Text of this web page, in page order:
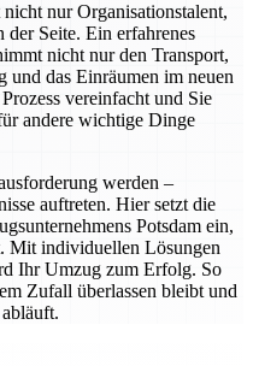
nur Organisationstalent,
der Seite. Ein erfahrenes
nicht nur den Transport,
und das Einräumen im neuen
vereinfacht und Sie
andere wichtige Dinge
werden –
auftreten. Hier setzt die
Potsdam ein,
Mit individuellen Lösungen
Ihr Umzug zum Erfolg. So
Zufall überlassen bleibt und